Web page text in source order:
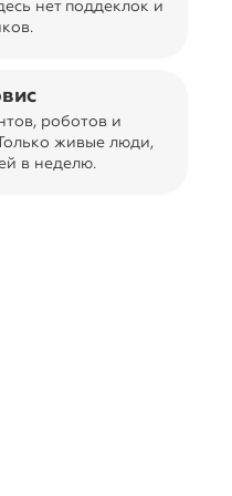
нет поддеклок и
роботов и
живые люди,
в неделю.
для